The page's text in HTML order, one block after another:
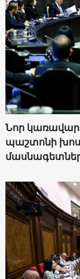
Նոր
պաշտոնի